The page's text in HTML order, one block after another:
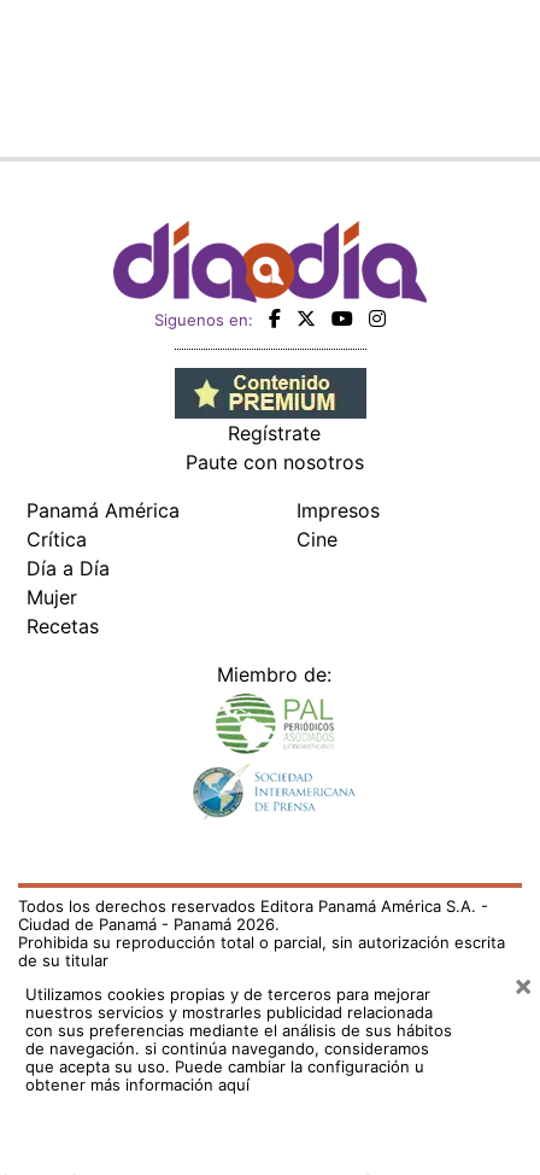
Siguenos en:
Regístrate
Paute con nosotros
Panamá América
Crítica
Día a Día
Mujer
Recetas
Impresos
Cine
Miembro de:
Todos los derechos reservados Editora Panamá América S.A. -
Ciudad de Panamá - Panamá 2026.
Prohibida su reproducción total o parcial, sin autorización escrita
de su titular
Utilizamos cookies propias y de terceros para mejorar
nuestros servicios y mostrarles publicidad relacionada
con sus preferencias mediante el análisis de sus hábitos
de navegación. si continúa navegando, consideramos
que acepta su uso. Puede cambiar la configuración u
obtener más información aquí
×